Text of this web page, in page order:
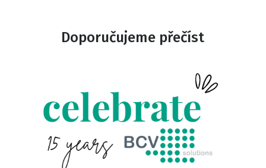
Doporučujeme přečíst